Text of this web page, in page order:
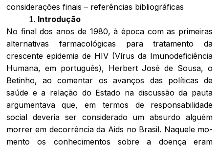
considerações finais – referências bibliográficas
Introdução
No final dos anos de 1980, à época com as primeiras
alternativas farmacológicas para tratamento da
crescente epidemia de HIV (Vírus da Imunodeficiência
Humana, em português), Herbert José de Sousa, o
Betinho, ao comentar os avanços das políticas de
saúde e a relação do Estado na discussão da pauta
argumentava que, em termos de responsabilidade
social deveria ser considerado um absurdo alguém
morrer em decorrência da Aids no Brasil. Naquele mo-
mento os conhecimentos sobre a doença eram